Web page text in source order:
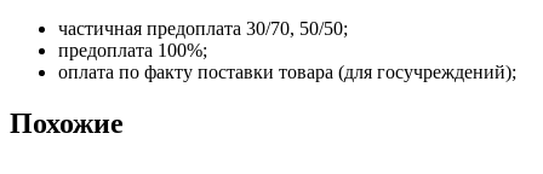
частичная предоплата 30/70, 50/50;
предоплата 100%;
оплата по факту поставки товара (для госучреждений);
Похожие